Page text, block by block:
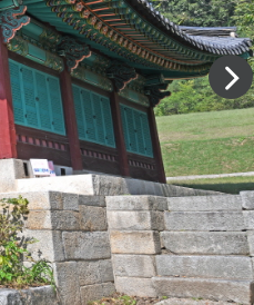
다
음
슬
라
이
드
이
동